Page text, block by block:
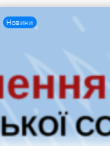
Новини